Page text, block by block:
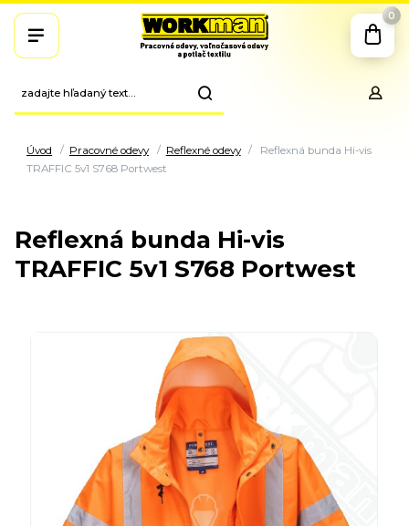
0
Úvod Pracovné odevy Reflexné odevy
Reflexná bunda Hi-vis
TRAFFIC 5v1 S768 Portwest
Reflexná bunda Hi-vis
TRAFFIC 5v1 S768 Portwest